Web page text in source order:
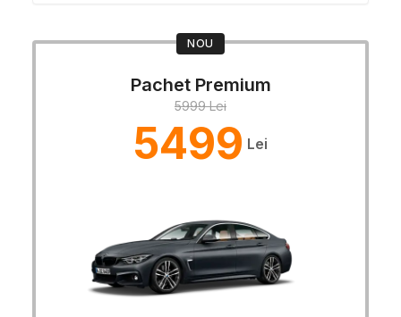
NOU
Pachet Premium
5999 Lei
5499 Lei